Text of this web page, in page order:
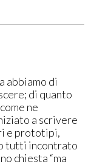
abbiamo di
di quanto
ne
a scrivere
e prototipi,
tutti incontrato
chiesta “ma